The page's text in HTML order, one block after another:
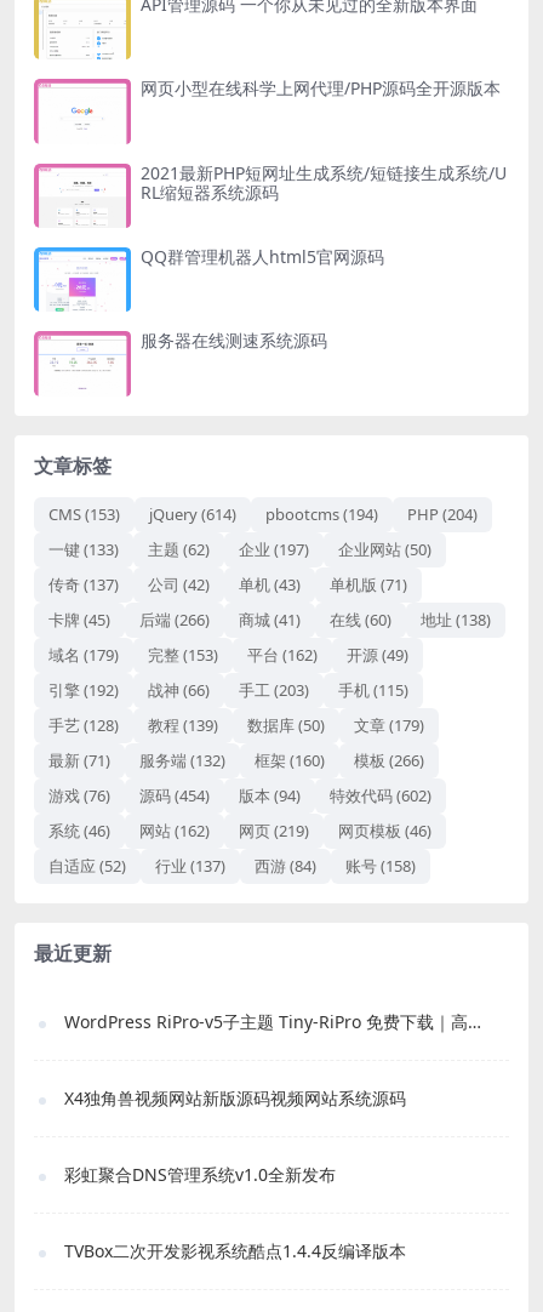
网页小型在线科学上网代理/PHP源码全开源版本
2021最新PHP短网址生成系统/短链接生成系统/U
RL缩短器系统源码
QQ群管理机器人html5官网源码
服务器在线测速系统源码
文章标签
CMS(153) jQuery(614) pbootcms(194) PHP(204)
一键(133) 主题 (62) 企业 (197) 企业网站(50)
传奇(137) 公司 (42) 单机(43) 单机版 (71)
卡牌 (45) 后端(266) 商城(41) 在线(60) 地址 (138)
域名 (179) 完整(153) 平台 (162) 开源(49)
引擎(192) 战神 (66) 手工(203) 手机(115)
手艺(128) 教程 (139) 数据库(50) 文章 (179)
最新 (71) 服务端(132) 框架 (160) 模板 (266)
游戏(76) 源码(454) 版本 (94) 特效代码(602)
系统(46) 网站(162) 网页(219) 网页模板 (46)
自适应 (52) 行业 (137) 西游(84) 账号(158)
最近更新
WordPress RiPro-v5子主题 Tiny-RiPro 免费下载｜高转化资源站必备
X4独角兽视频网站新版源码视频网站系统源码
彩虹聚合DNS管理系统v1.0全新发布
TVBox二次开发影视系统酷点1.4.4反编译版本